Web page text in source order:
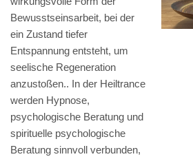
Bewusstseinsarbeit, bei der
ein Zustand tiefer
Entspannung entsteht, um
seelische Regeneration
anzustoßen.. In der Heiltrance
werden Hypnose,
psychologische Beratung und
spirituelle psychologische
Beratung sinnvoll verbunden,